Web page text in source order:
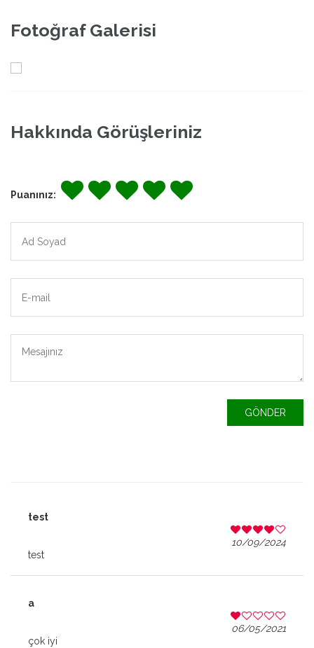
Fotoğraf Galerisi
Hakkında Görüşleriniz
Puanınız:
GÖNDER
test
10/09/2024
test
a
06/05/2021
çok iyi